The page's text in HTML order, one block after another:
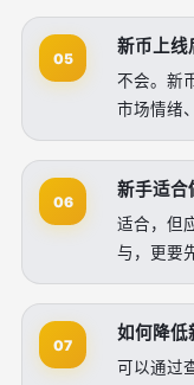
05
新币上线
不会。新
市场情绪
06
新手适合
适合，但
与，更要
07
如何降低
可以通过